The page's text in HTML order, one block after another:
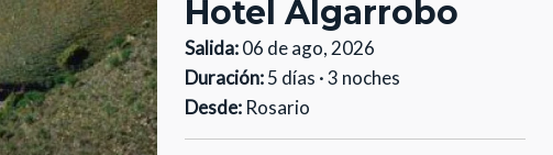
Hotel Algarrobo
Salida:06 de ago, 2026
Duración:5 días · 3 noches
Desde: Rosario